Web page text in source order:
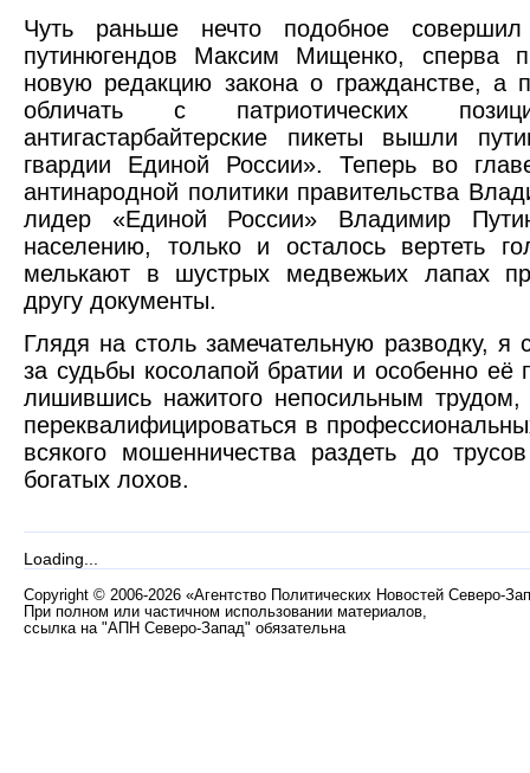
Чуть раньше нечто подобное
путинюгендов Максим Мищенко, сперва
новую редакцию закона о гражданстве, а
обличать с патриотических
антигастарбайтерские пикеты вышли
гвардии Единой России». Теперь во
антинародной политики правительства
лидер «Единой России» Владимир
населению, только и осталось вертеть
мелькают в шустрых медвежьих лапах
другу документы.
Глядя на столь замечательную разводку, я
за судьбы косолапой братии и особенно её
лишившись нажитого непосильным трудом,
переквалифицироваться в
всякого мошенничества раздеть до
богатых лохов.
Loading...
Copyright © 2006-2026 «Агентство Политических Новостей Северо-
При полном или частичном использовании материалов,
ссылка на "АПН Северо-Запад" обязательна